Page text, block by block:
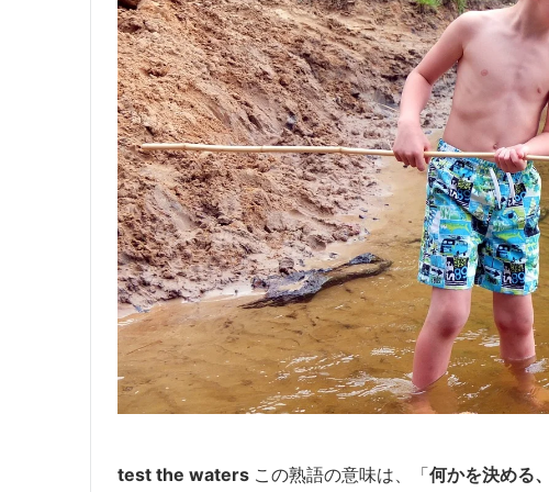
test the waters この熟語の意味は、「何かを決める